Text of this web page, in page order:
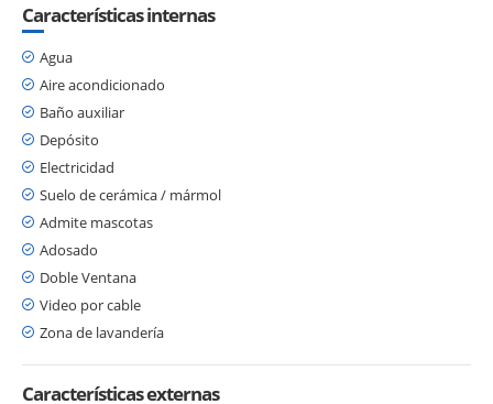
Características internas
Agua
Aire acondicionado
Baño auxiliar
Depósito
Electricidad
Suelo de cerámica / mármol
Admite mascotas
Adosado
Doble Ventana
Video por cable
Zona de lavandería
Características externas